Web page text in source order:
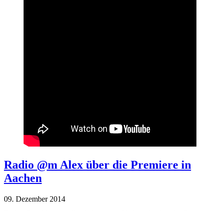
Radio @m Alex über die Premiere in
Aachen
09. Dezember 2014